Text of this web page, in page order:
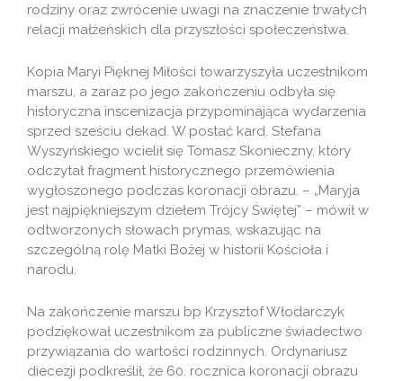
rodziny oraz zwrócenie uwagi na znaczenie trwałych
relacji małżeńskich dla przyszłości społeczeństwa.
Kopia Maryi Pięknej Miłości towarzyszyła uczestnikom
marszu, a zaraz po jego zakończeniu odbyła się
historyczna inscenizacja przypominająca wydarzenia
sprzed sześciu dekad. W postać kard. Stefana
Wyszyńskiego wcielił się Tomasz Skonieczny, który
odczytał fragment historycznego przemówienia
wygłoszonego podczas koronacji obrazu. – „Maryja
jest najpiękniejszym dziełem Trójcy Świętej” – mówił w
odtworzonych słowach prymas, wskazując na
szczególną rolę Matki Bożej w historii Kościoła i
narodu.
Na zakończenie marszu bp Krzysztof Włodarczyk
podziękował uczestnikom za publiczne świadectwo
przywiązania do wartości rodzinnych. Ordynariusz
diecezji podkreślił, że 60. rocznica koronacji obrazu